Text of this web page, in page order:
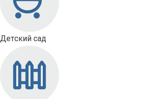
Детский сад